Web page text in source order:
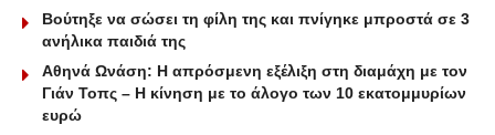
Βούτηξε να σώσει τη φίλη της και πνίγηκε μπροστά σε 3
ανήλικα παιδιά της
Αθηνά Ωνάση: Η απρόσμενη εξέλιξη στη διαμάχη με τον
Γιάν Τοπς – Η κίνηση με το άλογο των 10 εκατομμυρίων
ευρώ